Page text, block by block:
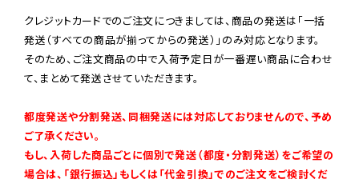
クレジットカードでのご注文につきましては、商品の発送は「一括
発送（すべての商品が揃ってからの発送）」のみ対応となります。
そのため、ご注文商品の中で入荷予定日が一番遅い商品に合わせ
て、まとめて発送させていただきます。
都度発送や分割発送、同梱発送には対応しておりませんので、予め
ご了承ください。
もし、入荷した商品ごとに個別で発送（都度・分割発送）をご希望の
場合は、「銀行振込」もしくは「代金引換」でのご注文をご検討くだ